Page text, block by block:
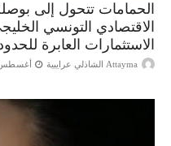
الحمامات تتحول إلى
الاقتصادي التونسي
الاستثمارات العابرة
Attayma الشاذلي عرايبية أغسطس 04,